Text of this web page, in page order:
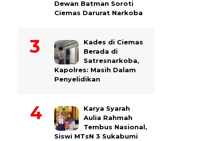
Dewan Batman Soroti
Ciemas Darurat Narkoba
Kades di Ciemas
Berada di
Satresnarkoba,
Kapolres: Masih Dalam
Penyelidikan
Karya Syarah
Aulia Rahmah
Tembus Nasional,
Siswi MTsN 3 Sukabumi